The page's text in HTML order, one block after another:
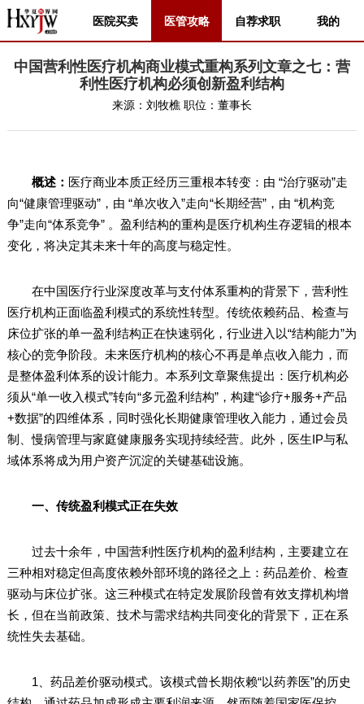
医院买卖 医管攻略 自荐求职 我的
中国营利性医疗机构商业模式重构系列文章之七：营
利性医疗机构必须创新盈利结构
来源： 刘牧樵 职位： 董事长
概述： 医疗商业本质正经历三重根本转变：由 “治疗驱动”走
向“健康管理驱动”，由 “单次收入”走向“长期经营”，由 “机构竞
争”走向“体系竞争” 。盈利结构的重构是医疗机构生存逻辑的根本
变化，将决定其未来十年的高度与稳定性。
在中国医疗行业深度改革与支付体系重构的背景下，营利性
医疗机构正面临盈利模式的系统性转型。传统依赖药品、检查与
床位扩张的单一盈利结构正在快速弱化，行业进入以“结构能力”为
核心的竞争阶段。未来医疗机构的核心不再是单点收入能力，而
是整体盈利体系的设计能力。本系列文章聚焦提出：医疗机构必
须从“单一收入模式”转向“多元盈利结构”，构建“诊疗+服务+产品
+数据”的四维体系，同时强化长期健康管理收入能力，通过会员
制、慢病管理与家庭健康服务实现持续经营。此外，医生IP与私
域体系将成为用户资产沉淀的关键基础设施。
一、传统盈利模式正在失效
过去十余年，中国营利性医疗机构的盈利结构，主要建立在
三种相对稳定但高度依赖外部环境的路径之上：药品差价、检查
驱动与床位扩张。这三种模式在特定发展阶段曾有效支撑机构增
长，但在当前政策、技术与需求结构共同变化的背景下，正在系
统性失去基础。
1、药品差价驱动模式。该模式曾长期依赖“以药养医”的历史